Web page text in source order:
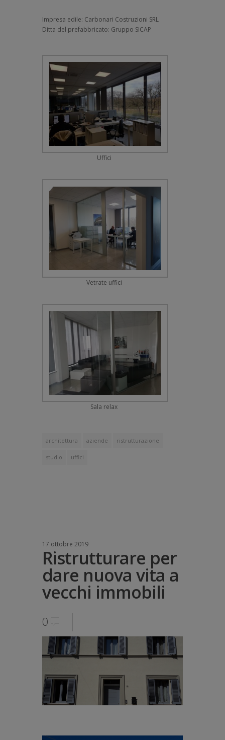
Impresa edile: Carbonari Costruzioni SRL
Ditta del prefabbricato: Gruppo SICAP
Uffici
Vetrate uffici
Sala relax
architettura aziende ristrutturazione
studio uffici
17 ottobre 2019
Ristrutturare per
dare nuova vita a
vecchi immobili
0